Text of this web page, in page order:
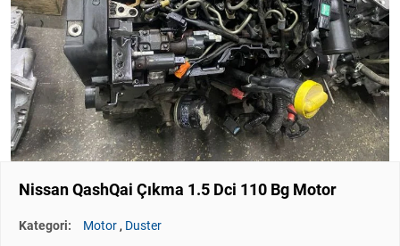
Nissan QashQai Çıkma 1.5 Dci 110 Bg Motor
Kategori: Motor, Duster